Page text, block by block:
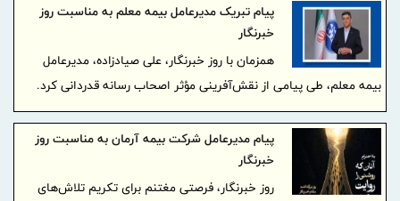
پیام تبریک مدیرعامل بیمه معلم به مناسبت روز
خبرنگار
همزمان با روز خبرنگار، علی صیادزاده، مدیرعامل
بیمه معلم، طی پیامی از نقش‌آفرینی مؤثر اصحاب رسانه قدردانی کرد.
پیام مدیرعامل شرکت بیمه آرمان به مناسبت روز
خبرنگار
روز خبرنگار، فرصتی مغتنم برای تکریم تلاش‌های